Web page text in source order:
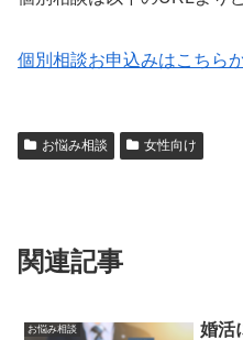
個別相談お申込みはこちら
お悩み相談 女性向け
関連記事
お悩み相談 婚活